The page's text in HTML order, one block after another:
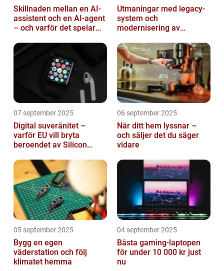
Skillnaden mellan en AI-
assistent och en AI-agent
– och varför det spelar
Utmaningar med legacy-
system och
modernisering av
07 september 2025
Digital suveränitet –
varför EU vill bryta
beroendet av Silicon
06 september 2025
När ditt hem lyssnar –
och säljer det du säger
vidare
05 september 2025
Bygg en egen
väderstation och följ
klimatet hemma
04 september 2025
Bästa gaming-laptopen
för under 10 000 kr just
nu